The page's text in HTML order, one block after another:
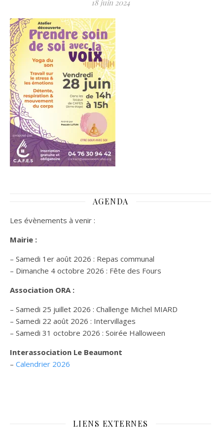
18 juin 2024
AGENDA
Les évènements à venir :
Mairie :
– Samedi 1er août 2026 : Repas communal
– Dimanche 4 octobre 2026 : Fête des Fours
Association ORA :
– Samedi 25 juillet 2026 : Challenge Michel MIARD
– Samedi 22 août 2026 : Intervillages
– Samedi 31 octobre 2026 : Soirée Halloween
Interassociation Le Beaumont
– Calendrier 2026
LIENS EXTERNES